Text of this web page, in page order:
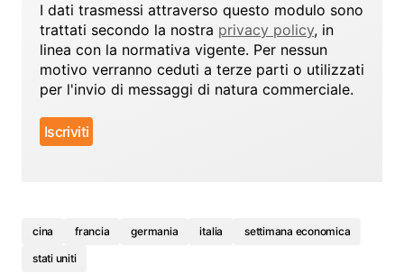
I dati trasmessi attraverso questo modulo sono
trattati secondo la nostra privacy policy, in
linea con la normativa vigente. Per nessun
motivo verranno ceduti a terze parti o utilizzati
per l'invio di messaggi di natura commerciale.
cina francia germania italia
settimana economica
stati uniti